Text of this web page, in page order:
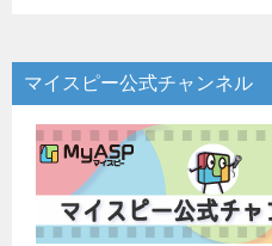
マイスピー公式チャンネル